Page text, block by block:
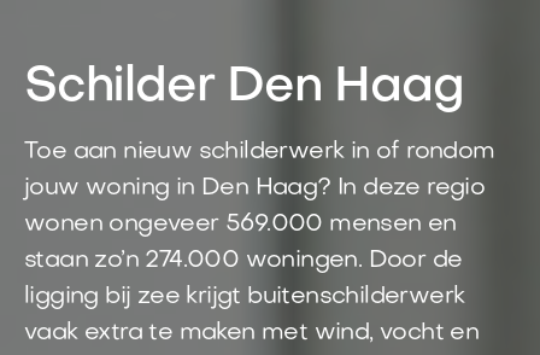
Schilder Den Haag
Toe aan nieuw schilderwerk in of rondom
jouw woning in Den Haag? In deze regio
wonen ongeveer 569.000 mensen en
staan zo’n 274.000 woningen. Door de
ligging bij zee krijgt buitenschilderwerk
vaak extra te maken met wind, vocht en